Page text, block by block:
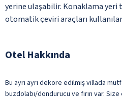
yerine ulaşabilir. Konaklama yeri
otomatik çeviri araçları
Otel Hakkında
Bu ayrı ayrı dekore edilmiş villada
buzdolabı/dondurucu ve fırın var.